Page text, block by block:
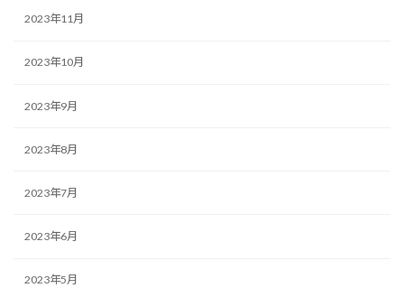
2023年11月
2023年10月
2023年9月
2023年8月
2023年7月
2023年6月
2023年5月